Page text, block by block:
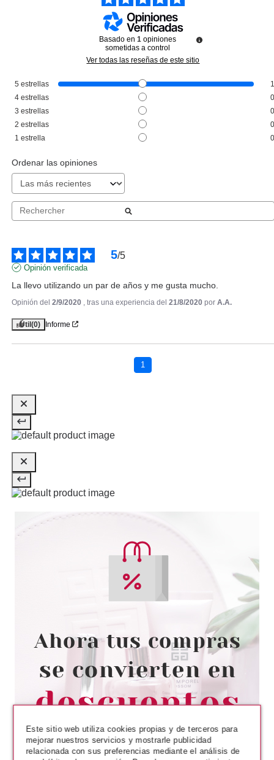
EVE LOM
EVE LOM MOISTURE CREAM 30
ML + CLEANSER 50 ML SET
REGALO
EVE LOM TIME RETREAT NIGHT
EVE LOM WHITE BRIGHTENING
-14% 68.44€
Basado en 1 opiniones
sometidas a control
Ver todas las reseñas de este sitio
5 estrellas
4 estrellas
3 estrellas
2 estrellas
1 estrella
Ordenar las opiniones
5/5
Opinión verificada
La llevo utilizando un par de años y me gusta mucho.
Opinión del 2/9/2020 , tras una experiencia del 21/8/2020 por A.A.
Útil (0) Informe
1
Este sitio web utiliza cookies propias y de terceros para
mejorar nuestros servicios y mostrarle publicidad
relacionada con sus preferencias mediante el análisis de